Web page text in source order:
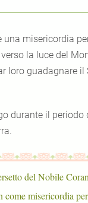
la luce del
guadagnare
del Nobile
misericordia